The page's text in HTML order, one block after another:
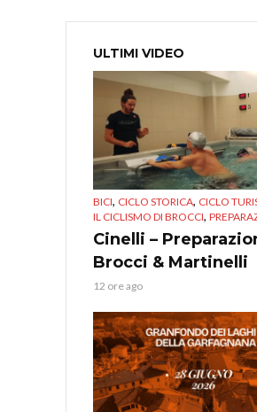
ULTIMI VIDEO
BICI, CICLO STORICA, CICLO
IL CICLISMO DI BROCCI,
Cinelli –
Brocci & Martinelli
12 ore ago